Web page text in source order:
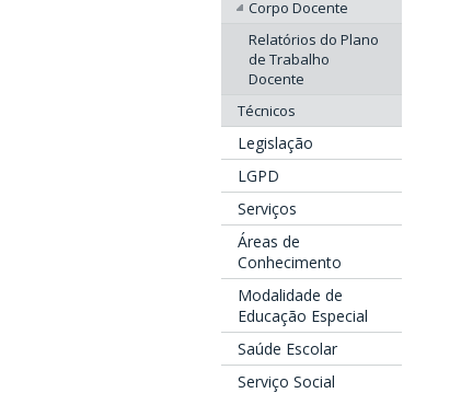
Corpo Docente
Relatórios do Plano
de Trabalho
Docente
Técnicos
Legislação
LGPD
Serviços
Áreas de
Conhecimento
Modalidade de
Educação Especial
Saúde Escolar
Serviço Social